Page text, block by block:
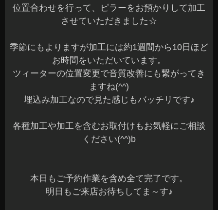
位置合わせを行って、ピラーをお預かりして加工
させていただきました☆
季節にもよりますが加工には約1週間から10日ほど
お時間をいただいています。
ツィーターの位置変更で音質改善にも繋がってき
ますね(^^)
埋込み加工なので見た感じもバッチリです♪
各種加工や加工を含むお取付けもお気軽にご相談
ください(^^)b
本日もご予約作業を含め全て完了です。
明日もご来店お待ちしてま～す♪